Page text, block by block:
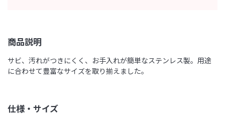
商品説明
サビ、汚れがつきにくく、お手入れが簡単なステンレス製。用途
に合わせて豊富なサイズを取り揃えました。
仕様・サイズ